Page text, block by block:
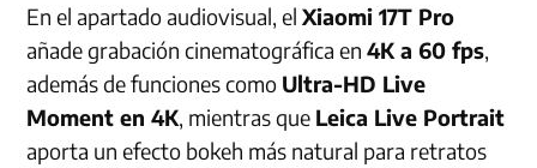
En el apartado audiovisual, elXiaomi 17T Pro
añade grabación cinematográfica en4K a 60 fps,
además de funciones como Ultra-HD Live
Moment en 4K, mientras que Leica Live Portrait
aporta un efecto bokeh más natural para retratos